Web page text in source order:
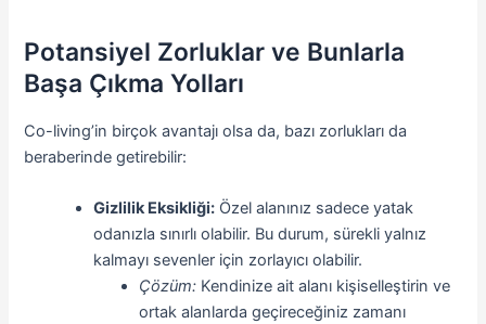
Potansiyel Zorluklar ve Bunlarla
Başa Çıkma Yolları
Co-living’in birçok avantajı olsa da, bazı zorlukları da
beraberinde getirebilir:
Gizlilik Eksikliği: Özel alanınız sadece yatak
odanızla sınırlı olabilir. Bu durum, sürekli yalnız
kalmayı sevenler için zorlayıcı olabilir.
Çözüm: Kendinize ait alanı kişiselleştirin ve
ortak alanlarda geçireceğiniz zamanı